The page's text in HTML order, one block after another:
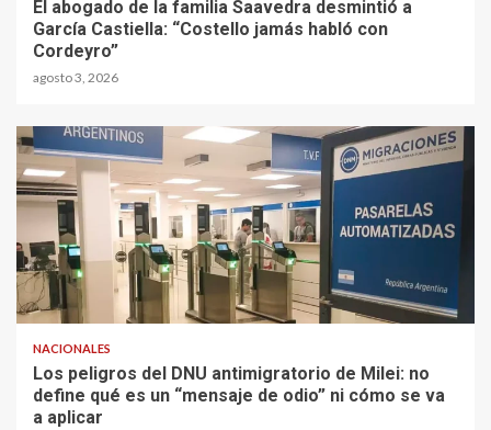
El abogado de la familia Saavedra desmintió a
García Castiella: “Costello jamás habló con
Cordeyro”
agosto 3, 2026
NACIONALES
Los peligros del DNU antimigratorio de Milei: no
define qué es un “mensaje de odio” ni cómo se va
a aplicar